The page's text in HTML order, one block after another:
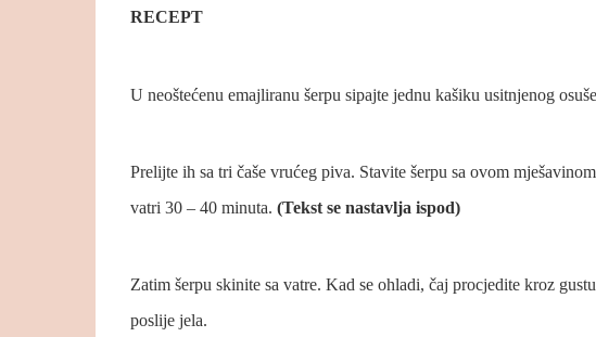
RECEPT
U neoštećenu emajliranu šerpu sipajte jednu kašiku usitnjenog
Prelijte ih sa tri čaše vrućeg piva. Stavite šerpu sa ovom
vatri 30 – 40 minuta. (Tekst se nastavlja ispod)
Zatim šerpu skinite sa vatre. Kad se ohladi, čaj procjedite kroz
poslije jela.